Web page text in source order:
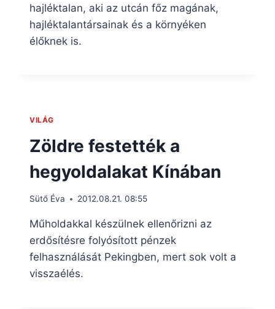
hajléktalan, aki az utcán főz magának,
hajléktalantársainak és a környéken
élőknek is.
VILÁG
Zöldre festették a
hegyoldalakat Kínában
Sütő Éva 2012.08.21. 08:55
Műholdakkal készülnek ellenőrizni az
erdősítésre folyósított pénzek
felhasználását Pekingben, mert sok volt a
visszaélés.